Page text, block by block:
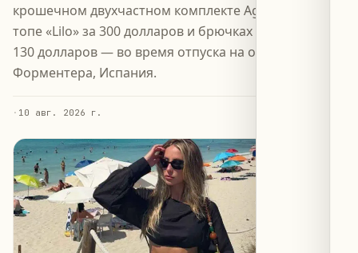
крошечном двухчастном комплекте Agua Bendita —
топе «Lilo» за 300 долларов и брючках «Marmite» за
130 долларов — во время отпуска на острове
Форментера, Испания.
· 10 авг. 2026 г.